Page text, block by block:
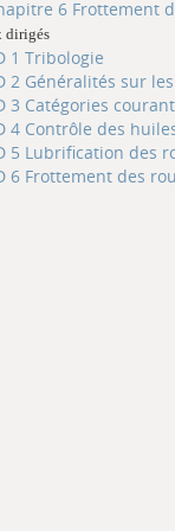
6 Frottement
dirigés
1 Tribologie
2 Généralités sur
3 Catégories
4 Contrôle des
5 Lubrification des
6 Frottement des